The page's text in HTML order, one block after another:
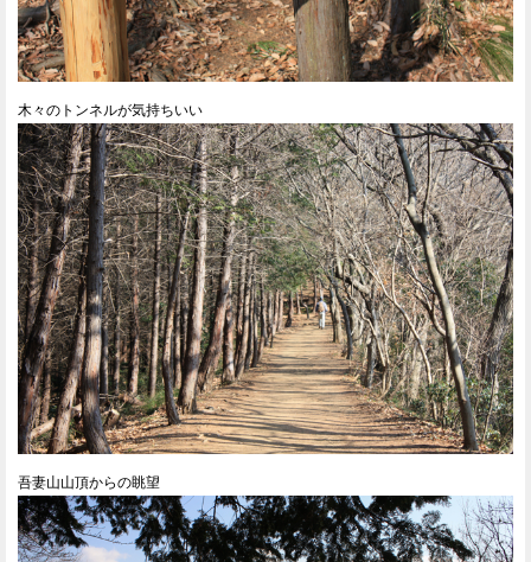
木々のトンネルが気持ちいい
吾妻山山頂からの眺望